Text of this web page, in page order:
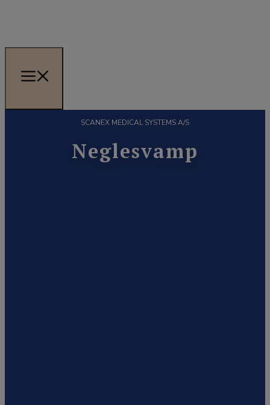
SCANEX MEDICAL SYSTEMS A/S
Neglesvamp